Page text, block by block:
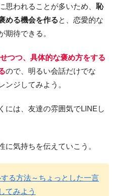
思われることが多いため、 恥
める機会を作ると、恋愛的な
期待できる。
つつ、具体的な褒め方をする
ので、明るい会話だけでな
ンジしてみよう。
には、友達の雰囲気でLINEし
気持ちを伝えていこう。
る方法～ちょっとした一言
てみよう